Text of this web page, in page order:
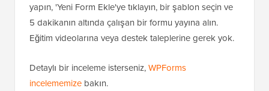
yapın, 'Yeni Form Ekle'ye tıklayın, bir şablon seçin ve
5 dakikanın altında çalışan bir formu yayına alın.
Eğitim videolarına veya destek taleplerine gerek yok.
Detaylı bir inceleme isterseniz,WPForms
incelememize bakın.